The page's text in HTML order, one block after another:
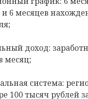
и 6 месяцев
доход:
месяц;
система:
100 тысяч рублей